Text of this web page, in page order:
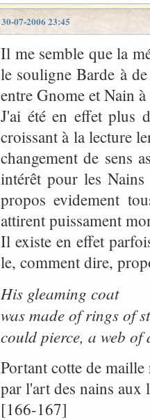
30-07-2006 23:45
Il me semble que la
le souligne Barde à
entre Gnome et Nain
J'ai été en effet plus
croissant à la lecture
changement de sens
intérêt pour les
propos evidement
attirent puissament
Il existe en effet
le, comment dire,
His gleaming coat
was made of rings of
could pierce, a web
Portant cotte de maille
par l'art des nains aux
[166-167]